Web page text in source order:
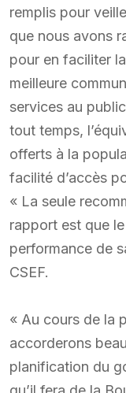
remplis pour
que nous avons
pour en faciliter
meilleure
services au
tout temps,
offerts à la
facilité d’accès
« La seule
rapport est que
performance de
CSEF.
« Au cours de la
accorderons
planification du